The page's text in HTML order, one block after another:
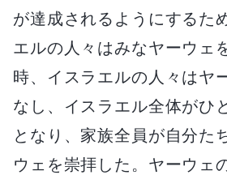
が達成されるようにするた
エルの人々はみなヤーウェ
時、イスラエルの人々はヤ
なし、イスラエル全体がひ
となり、家族全員が自分た
ウェを崇拝した。ヤーウェ